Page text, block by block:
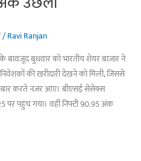
/Ravi Ranjan
बुधवार को भारतीय शेयर बाजार ने
की खरीदारी देखने को मिली, जिससे
करते नजर आए। बीएसई सेंसेक्स
पहुंच गया। वहीं निफ्टी 90.95 अंक